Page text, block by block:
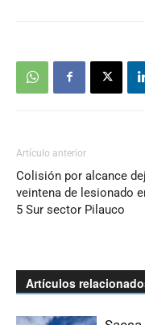
Artículo anterior
Colisión por alcance
veintena de lesionado
5 Sur sector Pilauco
Artículos